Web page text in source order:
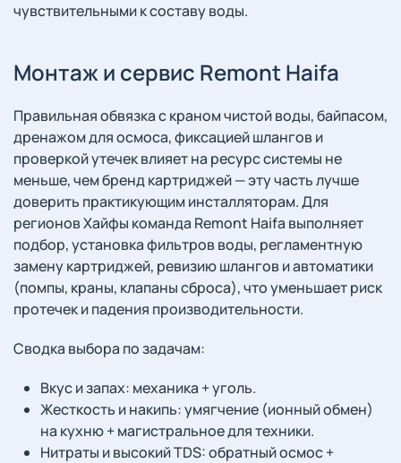
чувствительными к составу воды.
Монтаж и сервис Remont Haifa
Правильная обвязка с краном чистой воды, байпасом,
дренажом для осмоса, фиксацией шлангов и
проверкой утечек влияет на ресурс системы не
меньше, чем бренд картриджей — эту часть лучше
доверить практикующим инсталляторам. Для
регионов Хайфы команда Remont Haifa выполняет
подбор, установка фильтров воды, регламентную
замену картриджей, ревизию шлангов и автоматики
(помпы, краны, клапаны сброса), что уменьшает риск
протечек и падения производительности.
Сводка выбора по задачам:
Вкус и запах: механика + уголь.
Жесткость и накипь: умягчение (ионный обмен)
на кухню + магистральное для техники.
Нитраты и высокий TDS: обратный осмос +